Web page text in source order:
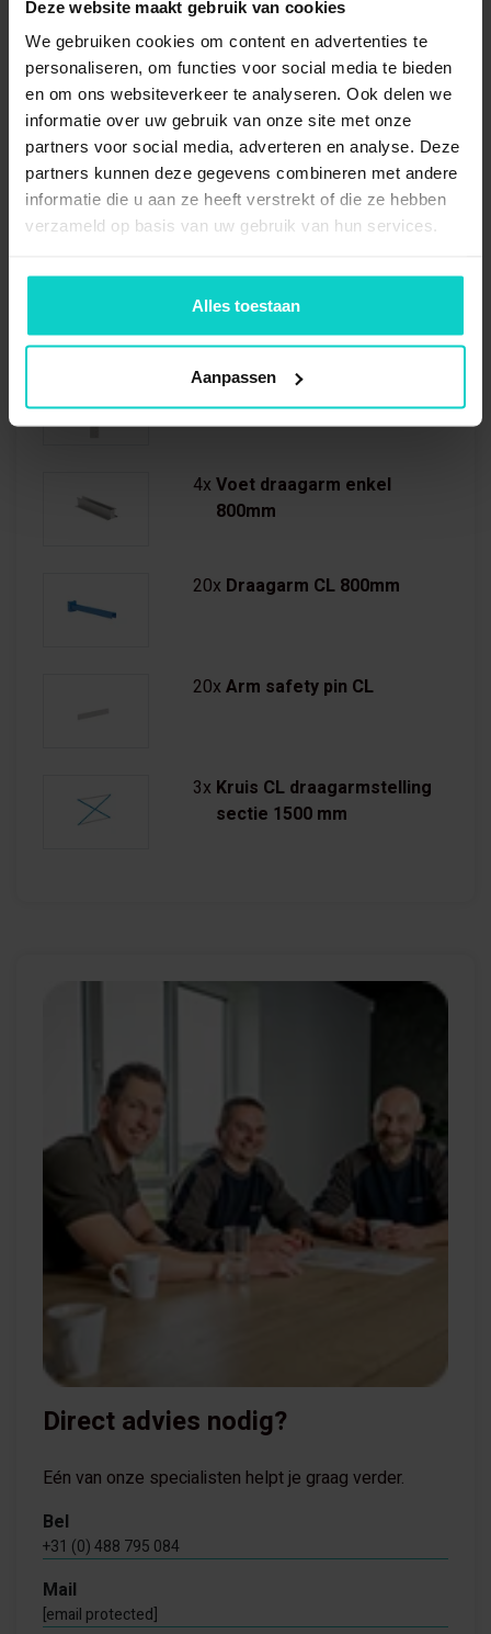
Deze website maakt gebruik van cookies
We gebruiken cookies om content en advertenties te
personaliseren, om functies voor social media te bieden
en om ons websiteverkeer te analyseren. Ook delen we
informatie over uw gebruik van onze site met onze
partners voor social media, adverteren en analyse. Deze
partners kunnen deze gegevens combineren met andere
informatie die u aan ze heeft verstrekt of die ze hebben
verzameld op basis van uw gebruik van hun services.
Alles toestaan
Aanpassen
H.o.h. Afstand
1500mm
Aantal Niveaus
voet + 5 niveaus
Wat is inbegrepen?
Rij Draagarmstelling Enkel 2964x4500x800mm
4xStaandersprofiel CL
2964mm
4x Voet draagarm enkel
800mm
20x Draagarm CL 800mm
20x Arm safety pin CL
3x Kruis CL draagarmstelling
sectie 1500 mm
Direct advies nodig?
Eén van onze specialisten helpt je graag verder.
Bel
+31 (0) 488 795 084
Mail
[email protected]